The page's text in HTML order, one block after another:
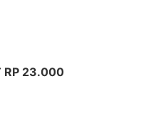
RP 23.000